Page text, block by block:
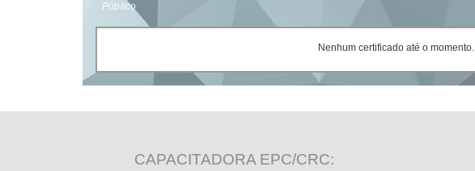
Público
Nenhum certificado até o momento.
CAPACITADORA EPC/CRC: